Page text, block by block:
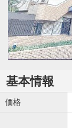
基本情報
価格